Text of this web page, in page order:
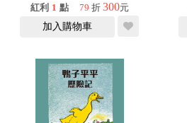
紅利 1 點 79 折 300元
加入購物車